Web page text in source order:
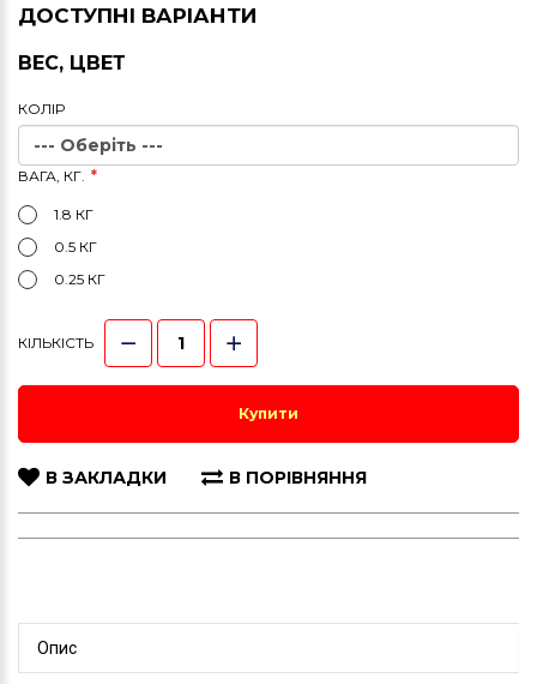
ДОСТУПНІ ВАРІАНТИ
ВЕС, ЦВЕТ
КОЛIР
ВАГА, КГ.
1.8 КГ
0.5 КГ
0.25 КГ
КІЛЬКІСТЬ
Купити
В ЗАКЛАДКИ В ПОРІВНЯННЯ
Опис